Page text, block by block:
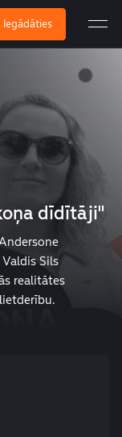
Iegādāties
dīdītāji"
Sils
realitātes